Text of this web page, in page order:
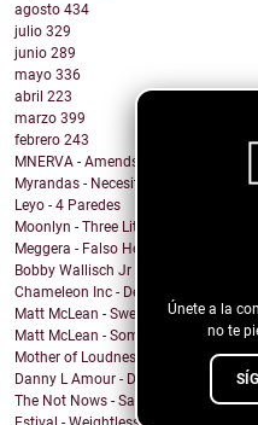
Únete a la
no te
agosto 434
julio 329
junio 289
mayo 336
abril 223
marzo 399
febrero 243
MNERVA - Amends
Myrandas - Necesito que me
Leyo - 4 Paredes
Moonlyn - Three Little Birds ( Bob
Meggera - Falso Herói
Bobby Wallisch Jr & Acid. Prof -
Chameleon Inc - Death on the aisle
Matt McLean - Sweet Nothing
Matt McLean - Somewhere in Main
Mother of Loudness - From Day to
Danny L Amour - Dont Hold Back
The Not Nows - Sandy and the